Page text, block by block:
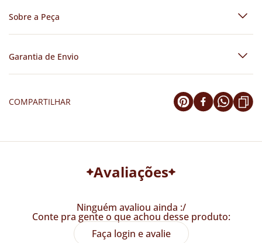
Sobre a Peça
Garantia de Envio
COMPARTILHAR
Avaliações
Ninguém avaliou ainda :/
Conte pra gente o que achou desse produto:
Faça login e avalie